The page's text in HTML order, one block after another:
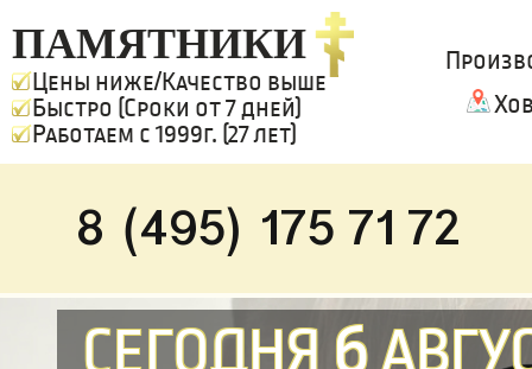
ПАМЯТНИКИ
Цены ниже/Качество выше
Быстро (Сроки от 7 дней)
Работаем с 1999г. (27 лет)
8 (495) 175 71 72
СЕГОДНЯ 6